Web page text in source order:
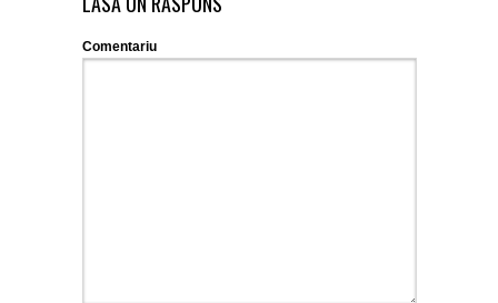
Comentariu